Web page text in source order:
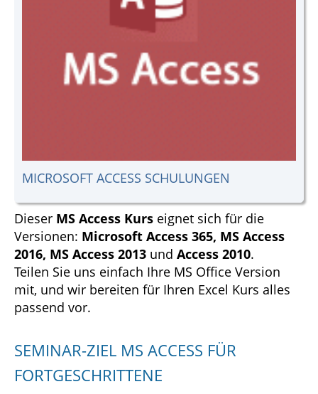
MICROSOFT ACCESS SCHULUNGEN
Dieser MS Access Kurs eignet sich für die
Versionen: Microsoft Access 365, MS Access
2016, MS Access 2013 und Access 2010.
Teilen Sie uns einfach Ihre MS Office Version
mit, und wir bereiten für Ihren Excel Kurs alles
passend vor.
SEMINAR-ZIEL MS ACCESS FÜR
FORTGESCHRITTENE